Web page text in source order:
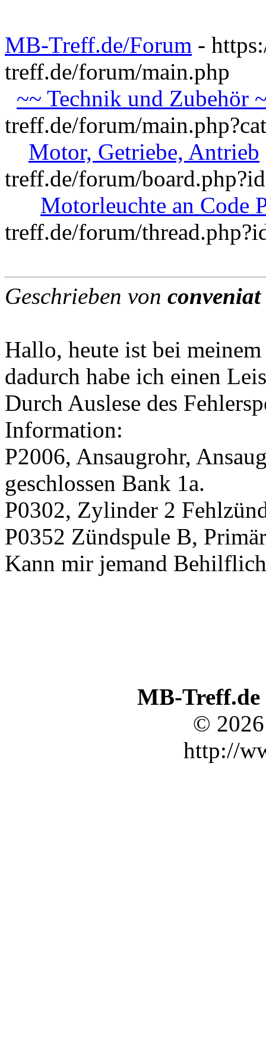
MB-Treff.de/Forum -
treff.de/forum/main.php
~~ Technik und Zubehör
treff.de/forum/
Motor, Getriebe, Antrieb
treff.de/forum/
Motorleuchte an Code
treff.de/forum/
Geschrieben von conveniat
Hallo, heute ist bei
dadurch habe ich einen
Durch Auslese des
Information:
P2006, Ansaugrohr,
geschlossen Bank 1a.
P0302, Zylinder 2
P0352 Zündspule B,
Kann mir jemand
MB-Treff.de
©
http://